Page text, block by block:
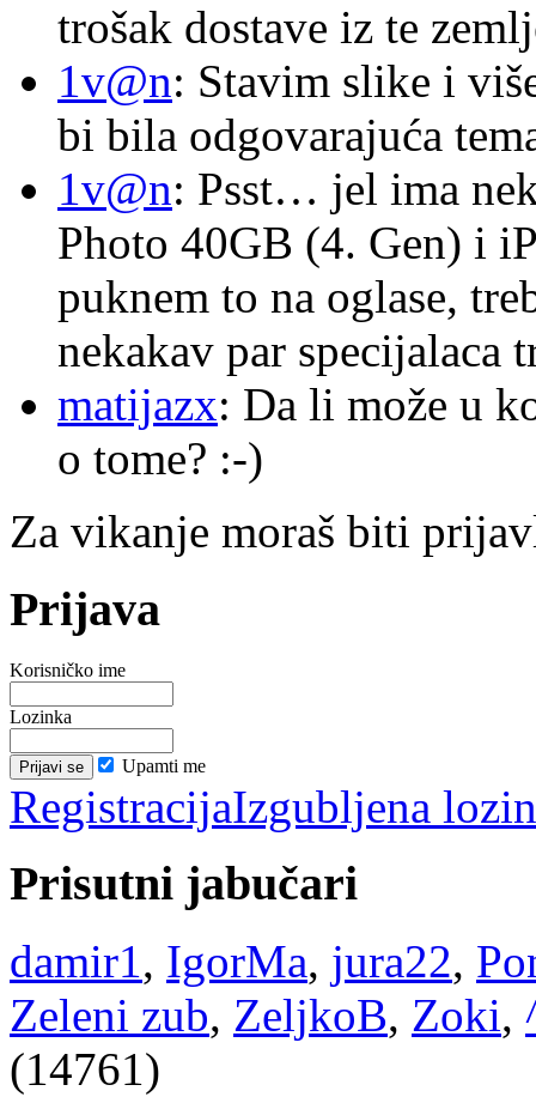
trošak dostave iz te
1v@n: Stavim slike i
bi bila odgovarajuća
1v@n: Psst… jel ima
Photo 40GB (4. Gen) i
puknem to na oglase,
nekakav par
matijazx: Da li može u
o tome? :-)
Za vikanje moraš biti
Prijava
Korisničko ime
Lozinka
Upamti me
RegistracijaIzgubljena
Prisutni jabučari
damir1, IgorMa, jura22,
Zeleni zub, ZeljkoB, Zoki,
(14761)